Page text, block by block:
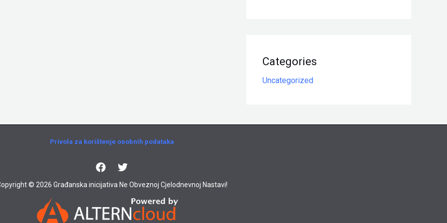
Categories
Uncategorized
Privola za korištenje osobnih podataka
© 2026 Građanska inicijativa Ne Obveznoj Cjelodnevnoj Nastavi!